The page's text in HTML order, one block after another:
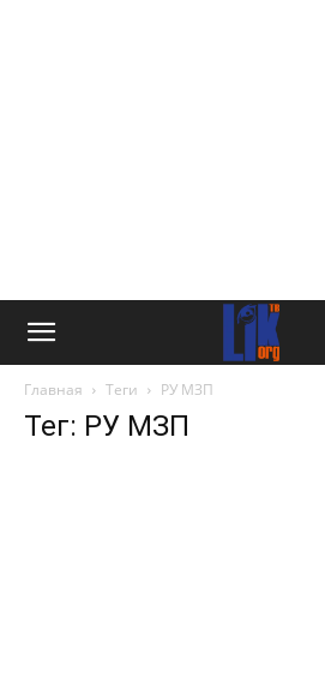
Главная Теги РУ МЗП
Тег: РУ МЗП